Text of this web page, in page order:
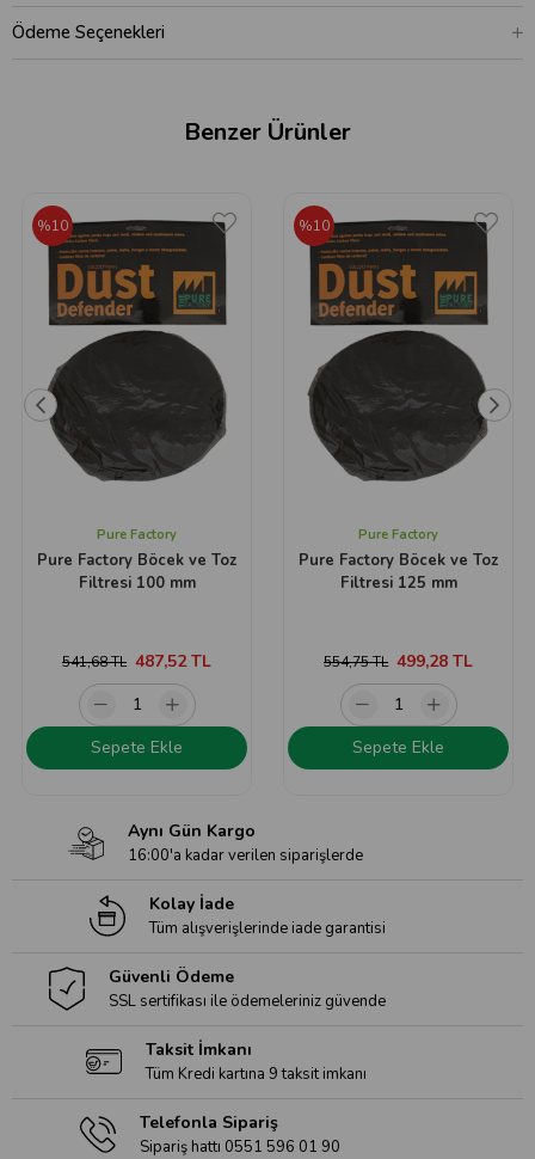
Ödeme Seçenekleri
Benzer Ürünler
Pure Factory
Pure Factory Böcek ve Toz
Filtresi 100 mm
487,52 TL
541,68 TL
%10
Sepete Ekle
Pure Factory
Pure Factory Böcek ve Toz
Filtresi 125 mm
499,28 TL
554,75 TL
%10
Sepete Ekle
Aynı Gün Kargo
16:00'a kadar verilen siparişlerde
Kolay İade
Tüm alışverişlerinde iade garantisi
Güvenli Ödeme
SSL sertifikası ile ödemeleriniz güvende
Taksit İmkanı
Tüm Kredi kartına 9 taksit imkanı
Telefonla Sipariş
Sipariş hattı 0551 596 01 90